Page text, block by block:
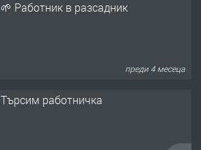
Търсим работничка
преди 11 месеца
Продава употребявани чисти и